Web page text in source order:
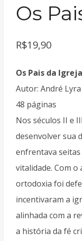
Os
R$19,90
Os Pais da Igreja
Autor: André Lyra
48 páginas
Nos séculos II e
desenvolver sua
enfrentava seitas
vitalidade. Com o
ortodoxia foi
incentivaram a
alinhada com a
a história da fé